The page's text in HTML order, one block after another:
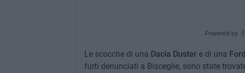
Powered by
Le scocche di una Dacia Duster e di una
furti denunciati a Bisceglie, sono state